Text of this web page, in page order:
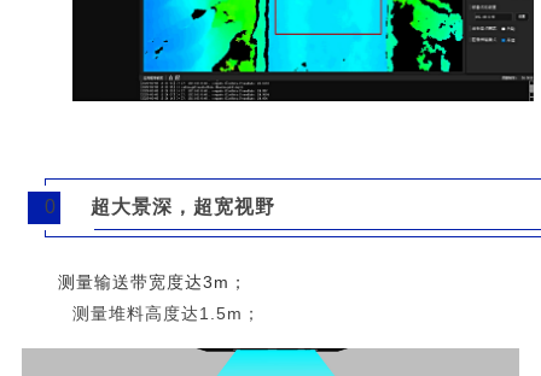
0
2
超大景深，超宽视野
测量输送带宽度达3m；
测量堆料高度达1.5m；